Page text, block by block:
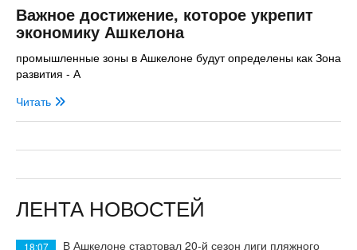
Важное достижение, которое укрепит
экономику Ашкелона
промышленные зоны в Ашкелоне будут определены как Зона
развития - А
Читать
ЛЕНТА НОВОСТЕЙ
18:07 В Ашкелоне стартовал 20-й сезон лиги пляжного